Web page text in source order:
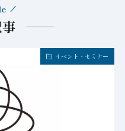
イベント・セミナー